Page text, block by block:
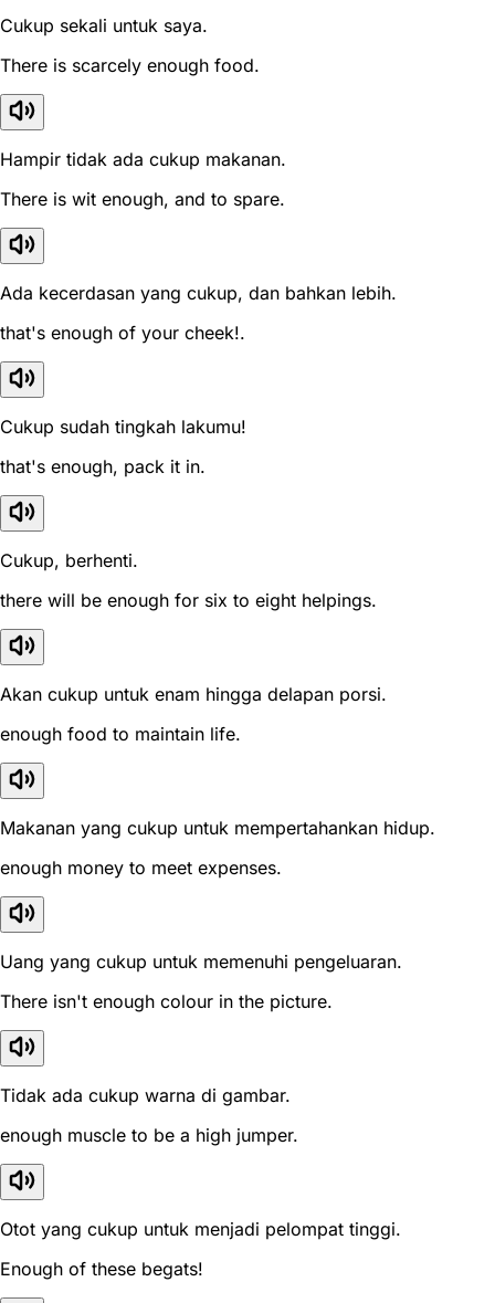
Cukup sekali untuk saya.
There is scarcely enough food.
Hampir tidak ada cukup makanan.
There is wit enough, and to spare.
Ada kecerdasan yang cukup, dan bahkan lebih.
that's enough of your cheek!.
Cukup sudah tingkah lakumu!
that's enough, pack it in.
Cukup, berhenti.
there will be enough for six to eight helpings.
Akan cukup untuk enam hingga delapan porsi.
enough food to maintain life.
Makanan yang cukup untuk mempertahankan hidup.
enough money to meet expenses.
Uang yang cukup untuk memenuhi pengeluaran.
There isn't enough colour in the picture.
Tidak ada cukup warna di gambar.
enough muscle to be a high jumper.
Otot yang cukup untuk menjadi pelompat tinggi.
Enough of these begats!